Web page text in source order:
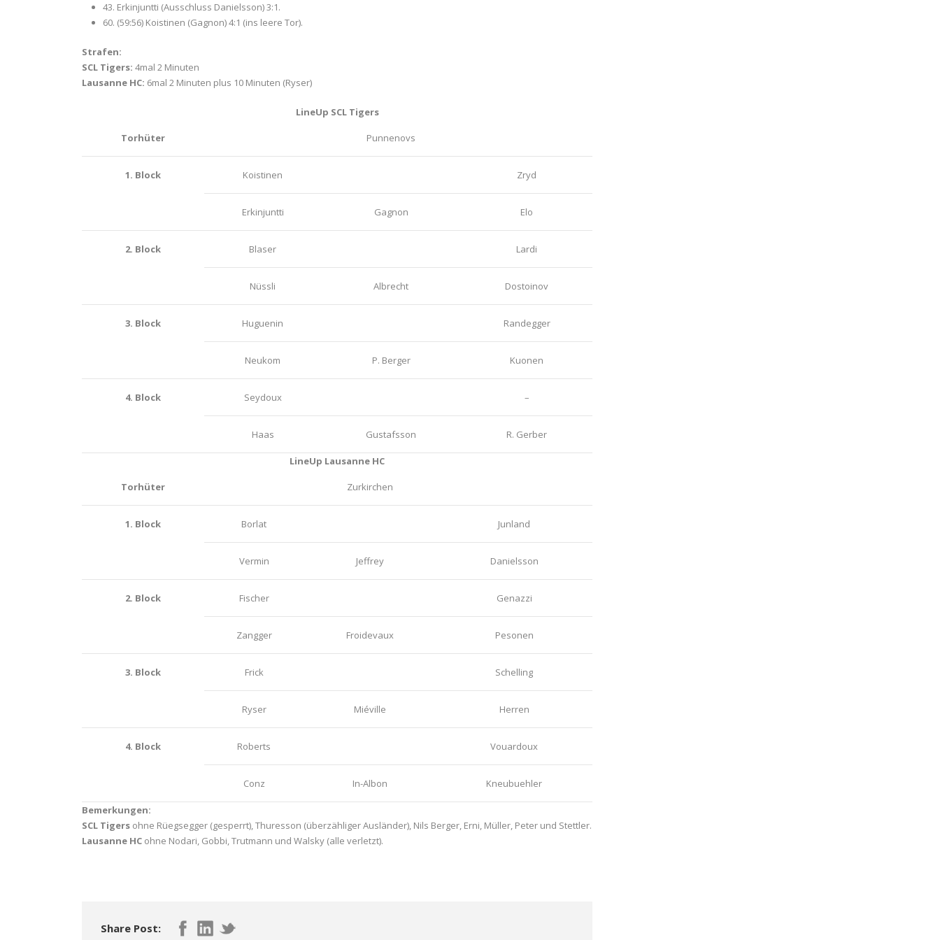
43. Erkinjuntti (Ausschluss Danielsson) 3:1.
60. (59:56) Koistinen (Gagnon) 4:1 (ins leere Tor).
Strafen:
SCL Tigers: 4mal 2 Minuten
Lausanne HC: 6mal 2 Minuten plus 10 Minuten (Ryser)
LineUp SCL Tigers
Torhüter Punnenovs
1. Block Koistinen Zryd
Erkinjuntti Gagnon Elo
2. Block Blaser Lardi
Nüssli Albrecht Dostoinov
3. Block Huguenin Randegger
Neukom P. Berger Kuonen
4. Block Seydoux –
Haas Gustafsson R. Gerber
LineUp Lausanne HC
Torhüter Zurkirchen
1. Block Borlat Junland
Vermin Jeffrey Danielsson
2. Block Fischer Genazzi
Zangger Froidevaux Pesonen
3. Block Frick Schelling
Ryser Miéville Herren
4. Block Roberts Vouardoux
Conz In-Albon Kneubuehler
Bemerkungen:
SCL Tigers ohne Rüegsegger (gesperrt), Thuresson (überzähliger Ausländer), Nils Berger, Erni, Müller, Peter und Stettler.
Lausanne HC ohne Nodari, Gobbi, Trutmann und Walsky (alle verletzt).
Share Post: